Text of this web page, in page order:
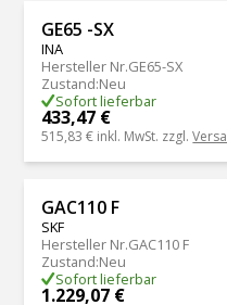
GE65 -SX
INA
Hersteller Nr.GE65-SX
Zustand:Neu
Sofort lieferbar
433,47 €
515,83 € inkl. MwSt. zzgl.
GAC110 F
SKF
Hersteller Nr.GAC110 F
Zustand:Neu
Sofort lieferbar
1.229,07 €